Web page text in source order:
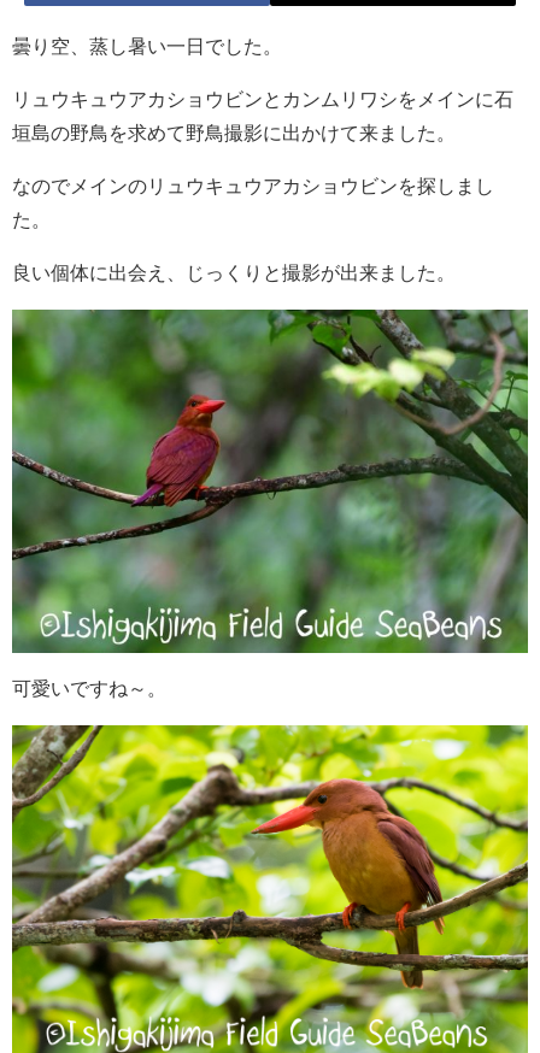
曇り空、蒸し暑い一日でした。
リュウキュウアカショウビンとカンムリワシをメインに石
垣島の野鳥を求めて野鳥撮影に出かけて来ました。
なのでメインのリュウキュウアカショウビンを探しまし
た。
良い個体に出会え、じっくりと撮影が出来ました。
可愛いですね～。